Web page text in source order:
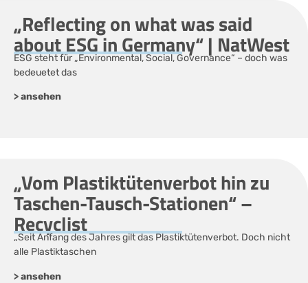
„Reflecting on what was said
about ESG in Germany“ | NatWest
ESG steht für „Environmental, Social, Governance“ – doch was
bedeuetet das
> ansehen
„Vom Plastiktütenverbot hin zu
Taschen-Tausch-Stationen“ –
Recyclist
„Seit Anfang des Jahres gilt das Plastiktütenverbot. Doch nicht
alle Plastiktaschen
> ansehen